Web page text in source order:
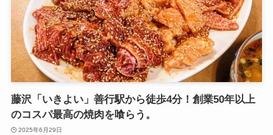
藤沢「いきよい」善行駅から徒歩4分！創業50年以上
のコスパ最高の焼肉を喰らう。
2025年6月29日